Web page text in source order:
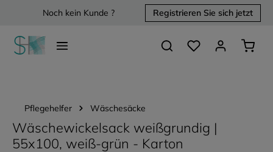
springenNoch kein Kunde ? Registrieren Sie sich jetzt
Du hast 0 Produkte
Pflegehelfer Wäschesäcke
Wäschewickelsack weißgrundig |
55x100, weiß-grün - Karton